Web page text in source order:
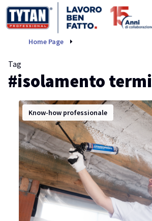
Home Page
Tag
#isolamento
Know-how professionale